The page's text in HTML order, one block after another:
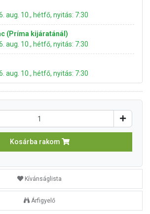
aug. 10., hétfő, nyitás: 7:30
(Príma kijáratánál)
aug. 10., hétfő, nyitás: 7:30
aug. 10., hétfő, nyitás: 7:30
Kosárba rakom
Kívánságlista
Árfigyelő